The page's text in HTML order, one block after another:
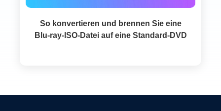
So konvertieren und brennen Sie eine
Blu-ray-ISO-Datei auf eine Standard-DVD